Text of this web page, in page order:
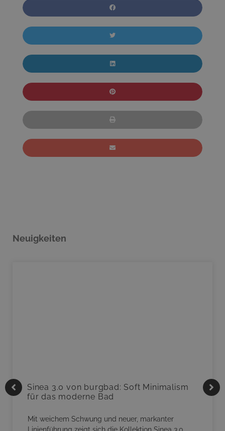
Neuigkeiten
Sinea 3.0 von burgbad: Soft Minimalism
für das moderne Bad
Mit weichem Schwung und neuer, markanter